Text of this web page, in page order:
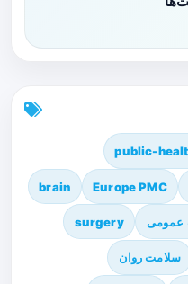
public-
Europe PMC
brain
عمومی surgery
سلامت روان